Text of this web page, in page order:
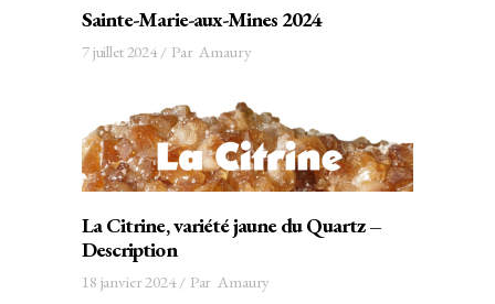
Sainte-Marie-aux-Mines 2024
7 juillet 2024 Par Amaury
La Citrine, variété jaune du Quartz –
Description
18 janvier 2024 Par Amaury